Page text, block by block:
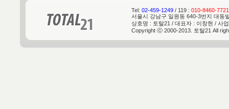
Tel: 02-459-1249/ 119 : 010-8460-7721
서울시 강남구 일원동 640-3번지 대동
상호명 : 토탈21 / 대표자 : 이창현 / 사
Copyright ⓒ 2000-2013. 토탈21 All